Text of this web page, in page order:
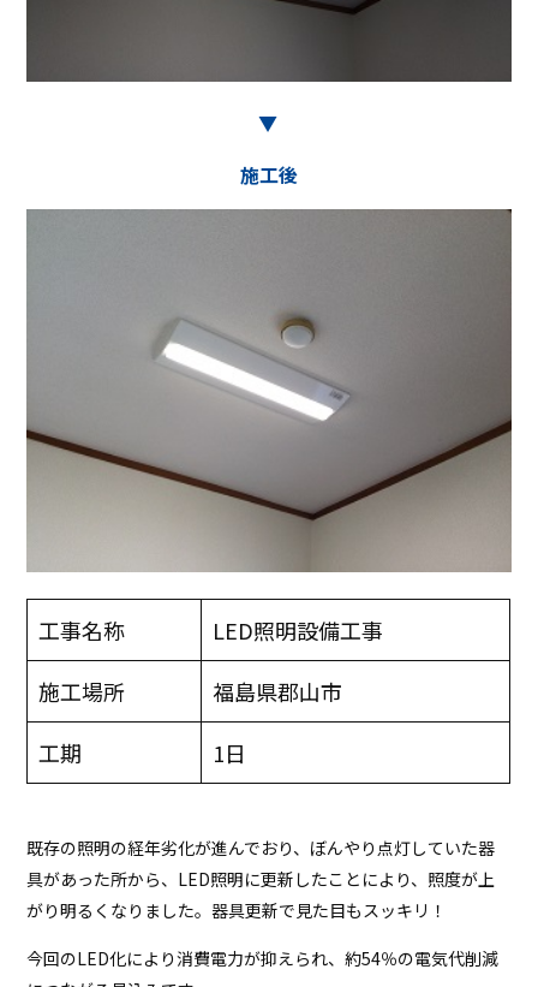
▶︎
施工後
工事名称
LED照明設備工事
施工場所
福島県郡山市
工期
1日
既存の照明の経年劣化が進んでおり、ぼんやり点灯していた器
具があった所から、LED照明に更新したことにより、照度が上
がり明るくなりました。器具更新で見た目もスッキリ！
今回のLED化により消費電力が抑えられ、約54％の電気代削減